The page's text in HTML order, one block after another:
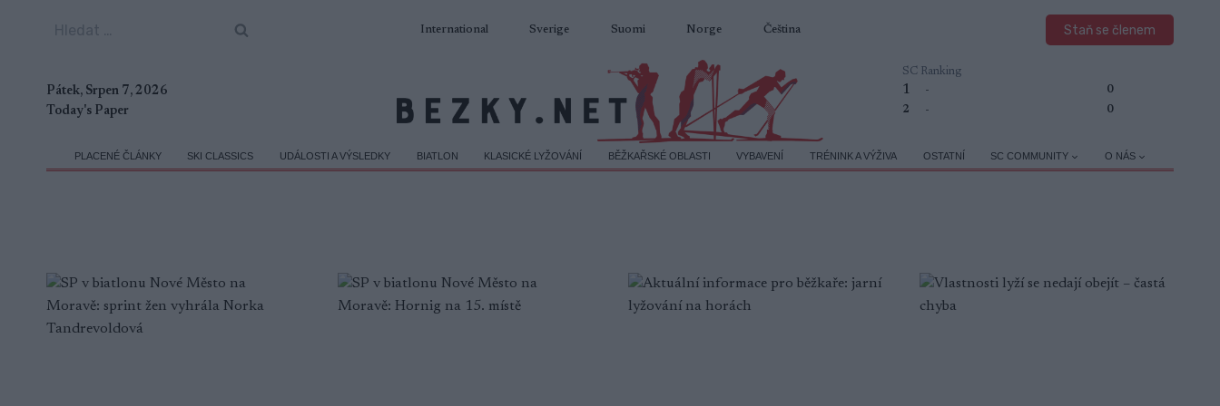
International Sverige Suomi Norge Čeština Staň se členem
Pátek, Srpen 7, 2026
Today's Paper
SC Ranking
1 -
0
2
- 0
PLACENÉ ČLÁNKY SKI CLASSICS UDÁLOSTI A VÝSLEDKY BIATLON KLASICKÉ LYŽOVÁNÍ BĚŽKAŘSKÉ OBLASTI VYBAVENÍ TRÉNINK A VÝŽIVA OSTATNÍ SC COMMUNITY O NÁS